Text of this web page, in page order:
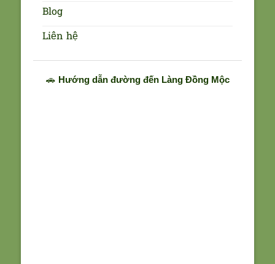
Blog
Liên hệ
🚗 Hướng dẫn đường đến Làng Đồng Mộc